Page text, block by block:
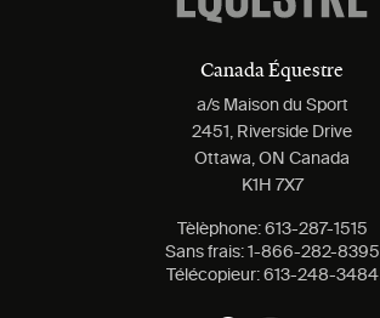
Canada Équestre
a/s Maison du Sport
2451, Riverside Drive
Ottawa, ON Canada
K1H 7X7
Tèlèphone: 613-287-1515
Sans frais: 1-866-282-8395
Télécopieur: 613-248-3484